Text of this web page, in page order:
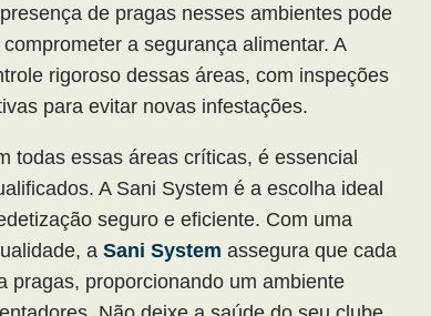
de pragas nesses ambientes pode
a segurança alimentar. A
rigoroso dessas áreas, com inspeções
para evitar novas infestações.
todas essas áreas críticas, é essencial
A Sani System é a escolha ideal
seguro e eficiente. Com uma
aSani System assegura que cada
pragas, proporcionando um ambiente